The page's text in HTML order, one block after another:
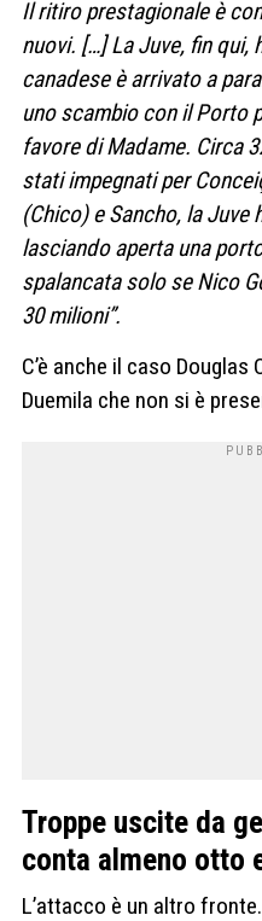
Il ritiro prestagionale è
nuovi. […] La Juve, fin qui,
canadese è arrivato a
uno scambio con il Porto
favore di Madame. Circa
stati impegnati per
(Chico) e Sancho, la Juve
lasciando aperta una
spalancata solo se Nico
30 milioni”.
C’è anche il caso
Duemila che non si è
Troppe uscite da
conta almeno otto
L’attacco è un altro fronte.